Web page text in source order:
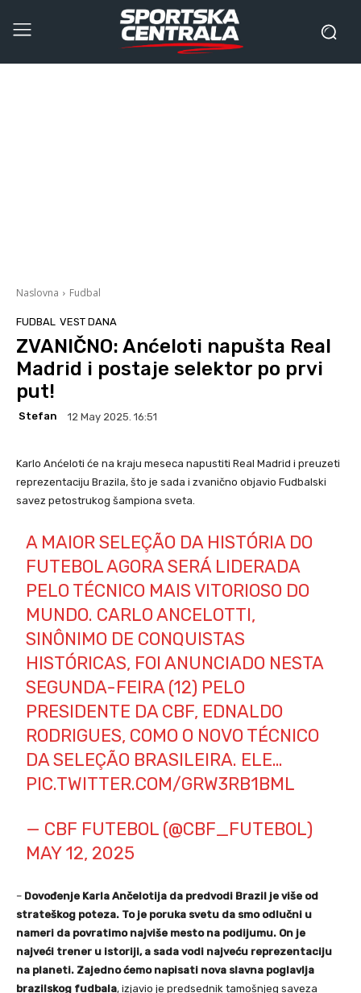
Naslovna Fudbal
FUDBAL VEST DANA
ZVANIČNO: Anćeloti napušta Real
Madrid i postaje selektor po prvi
put!
Stefan 12 May 2025. 16:51
Karlo Anćeloti će na kraju meseca napustiti Real Madrid i preuzeti
reprezentaciju Brazila, što je sada i zvanično objavio Fudbalski
savez petostrukog šampiona sveta.
A MAIOR SELEÇÃO DA HISTÓRIA DO
FUTEBOL AGORA SERÁ LIDERADA
PELO TÉCNICO MAIS VITORIOSO DO
MUNDO. CARLO ANCELOTTI,
SINÔNIMO DE CONQUISTAS
HISTÓRICAS, FOI ANUNCIADO NESTA
SEGUNDA-FEIRA (12) PELO
PRESIDENTE DA CBF, EDNALDO
RODRIGUES, COMO O NOVO TÉCNICO
DA SELEÇÃO BRASILEIRA. ELE…
PIC.TWITTER.COM/GRW3RB1BML
— CBF FUTEBOL (@CBF_FUTEBOL)
MAY 12, 2025
– Dovođenje Karla Ančelotija da predvodi Brazil je više od
strateškog poteza. To je poruka svetu da smo odlučni u
nameri da povratimo najviše mesto na podijumu. On je
najveći trener u istoriji, a sada vodi najveću reprezentaciju
na planeti. Zajedno ćemo napisati nova slavna poglavlja
brazilskog fudbala, izjavio je predsednik tamošnjeg saveza